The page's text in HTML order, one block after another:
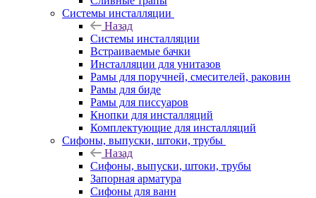
Системы инсталляции
Назад
Системы инсталляции
Встраиваемые бачки
Инсталляции для унитазов
Рамы для поручней, смесителей, раковин
Рамы для биде
Рамы для писсуаров
Кнопки для инсталляций
Комплектующие для инсталляций
Сифоны, выпуски, штоки, трубы
Назад
Сифоны, выпуски, штоки, трубы
Запорная арматура
Сифоны для ванн